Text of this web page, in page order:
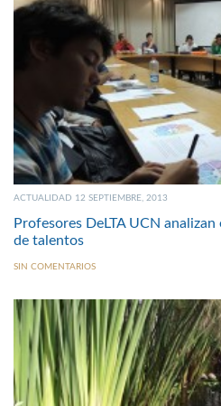
ACTUALIDAD 12 SEPTIEMBRE, 2013
Profesores DeLTA UCN
de talentos
SIN COMENTARIOS